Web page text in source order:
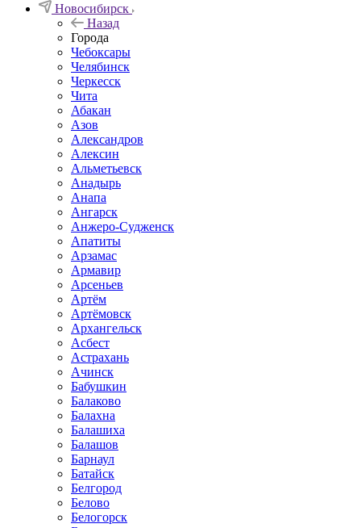
Новосибирск
Назад
Города
Чебоксары
Челябинск
Черкесск
Чита
Абакан
Азов
Александров
Алексин
Альметьевск
Анадырь
Анапа
Ангарск
Анжеро-Судженск
Апатиты
Арзамас
Армавир
Арсеньев
Артём
Артёмовск
Архангельск
Асбест
Астрахань
Ачинск
Бабушкин
Балаково
Балахна
Балашиха
Балашов
Барнаул
Батайск
Белгород
Белово
Белогорск